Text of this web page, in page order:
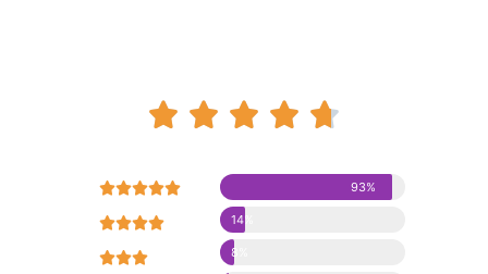
    



93%
14%
8%